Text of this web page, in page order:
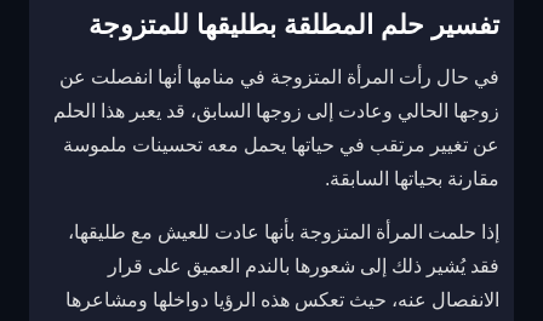
تفسير حلم المطلقة بطليقها للمتزوجة
في حال رأت المرأة المتزوجة في منامها أنها انفصلت عن
زوجها الحالي وعادت إلى زوجها السابق، قد يعبر هذا الحلم
عن تغيير مرتقب في حياتها يحمل معه تحسينات ملموسة
مقارنة بحياتها السابقة.
إذا حلمت المرأة المتزوجة بأنها عادت للعيش مع طليقها،
فقد يُشير ذلك إلى شعورها بالندم العميق على قرار
الانفصال عنه، حيث تعكس هذه الرؤيا دواخلها ومشاعرها